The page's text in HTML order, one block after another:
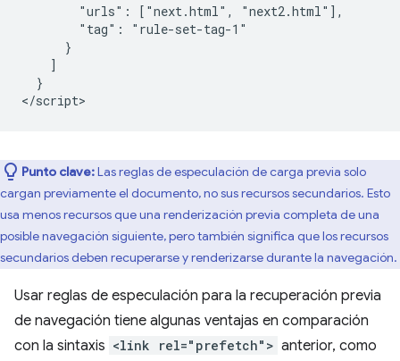
        "urls": ["next.html", "next2.html"],
        "tag": "rule-set-tag-1"
      }
    ]
  }
Punto clave:Las reglas de especulación de carga previa solo
cargan previamente el documento, no sus recursos secundarios. Esto
usa menos recursos que una renderización previa completa de una
posible navegación siguiente, pero también significa que los recursos
secundarios deben recuperarse y renderizarse durante la navegación.
Usar reglas de especulación para la recuperación previa
de navegación tiene algunas ventajas en comparación
con la sintaxis <link rel="prefetch"> anterior, como